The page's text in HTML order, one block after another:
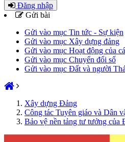
Đăng nhập
Gửi bài
Gửi vào mục Tin tức - Sự kiện
Gửi vào mục Xây dựng đảng
Gửi vào mục Hoạt động của
Gửi vào mục Chuyển đổi số
Gửi vào mục Đất và người
Xây dựng Đảng
Công tác Tuyên giáo và Dân
Bảo vệ nền tảng tư tưởng của